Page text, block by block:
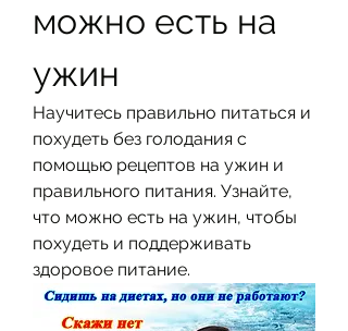
можно есть на
ужин
Научитесь правильно питаться и
похудеть без голодания с
помощью рецептов на ужин и
правильного питания. Узнайте,
что можно есть на ужин, чтобы
похудеть и поддерживать
здоровое питание.